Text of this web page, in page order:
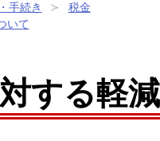
手続き
税金
いて
する軽減